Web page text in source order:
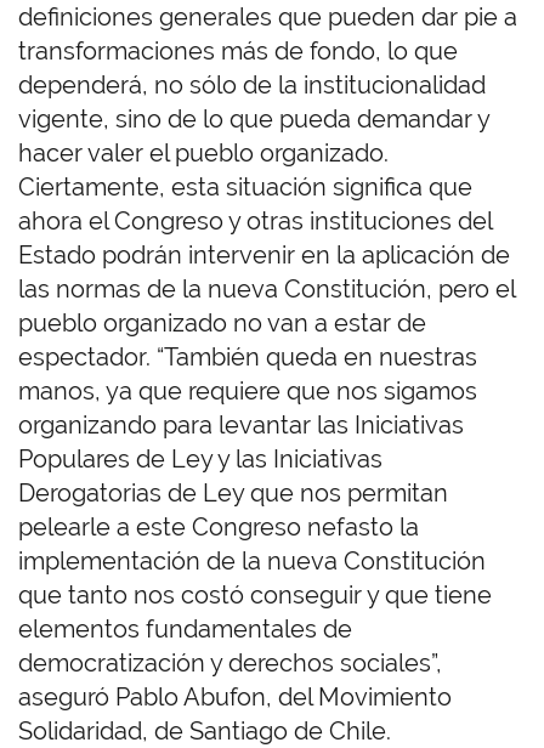
definiciones generales que pueden dar pie a
transformaciones más de fondo, lo que
dependerá, no sólo de la institucionalidad
vigente, sino de lo que pueda demandar y
hacer valer el pueblo organizado.
Ciertamente, esta situación significa que
ahora el Congreso y otras instituciones del
Estado podrán intervenir en la aplicación de
las normas de la nueva Constitución, pero el
pueblo organizado no van a estar de
espectador. “También queda en nuestras
manos, ya que requiere que nos sigamos
organizando para levantar las Iniciativas
Populares de Ley y las Iniciativas
Derogatorias de Ley que nos permitan
pelearle a este Congreso nefasto la
implementación de la nueva Constitución
que tanto nos costó conseguir y que tiene
elementos fundamentales de
democratización y derechos sociales”,
aseguró Pablo Abufon, del Movimiento
Solidaridad, de Santiago de Chile.